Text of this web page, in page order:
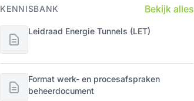
KENNISBANK Bekijk alles
Leidraad Energie Tunnels (LET)
Format werk- en procesafspraken
beheerdocument